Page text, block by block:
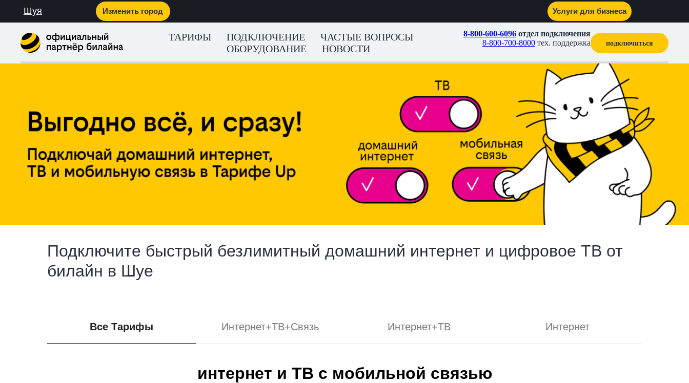
Шуя Изменить город Услуги для бизнеса
ТАРИФЫ ПОДКЛЮЧЕНИЕ
ЧАСТЫЕ ВОПРОСЫ
ОБОРУДОВАНИЕ
НОВОСТИ
8-800-600-6096 отдел подключения
8-800-700-8000 тех. поддержка подключиться
Подключите быстрый безлимитный домашний интернет и цифровое ТВ от
билайн в Шуе
Все Тарифы Интернет+ТВ+Связь Интернет+ТВ Интернет
интернет и ТВ с мобильной связью